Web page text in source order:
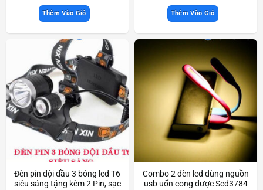
Thêm Vào Giỏ Thêm Vào Giỏ
Đèn pin đội đầu 3 bóng led T6
siêu sáng tặng kèm 2 Pin, sạc
Combo 2 đèn led dùng nguồn
usb uốn cong được Scd3784